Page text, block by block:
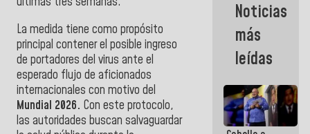
La medida tiene como propósito
principal contener el posible ingreso
de portadores del virus ante el
esperado flujo de aficionados
internacionales con motivo del
Mundial 2026. Con este protocolo,
las autoridades buscan salvaguardar
emprendedores
afectados
por
terremotos
Noticias
más
leídas